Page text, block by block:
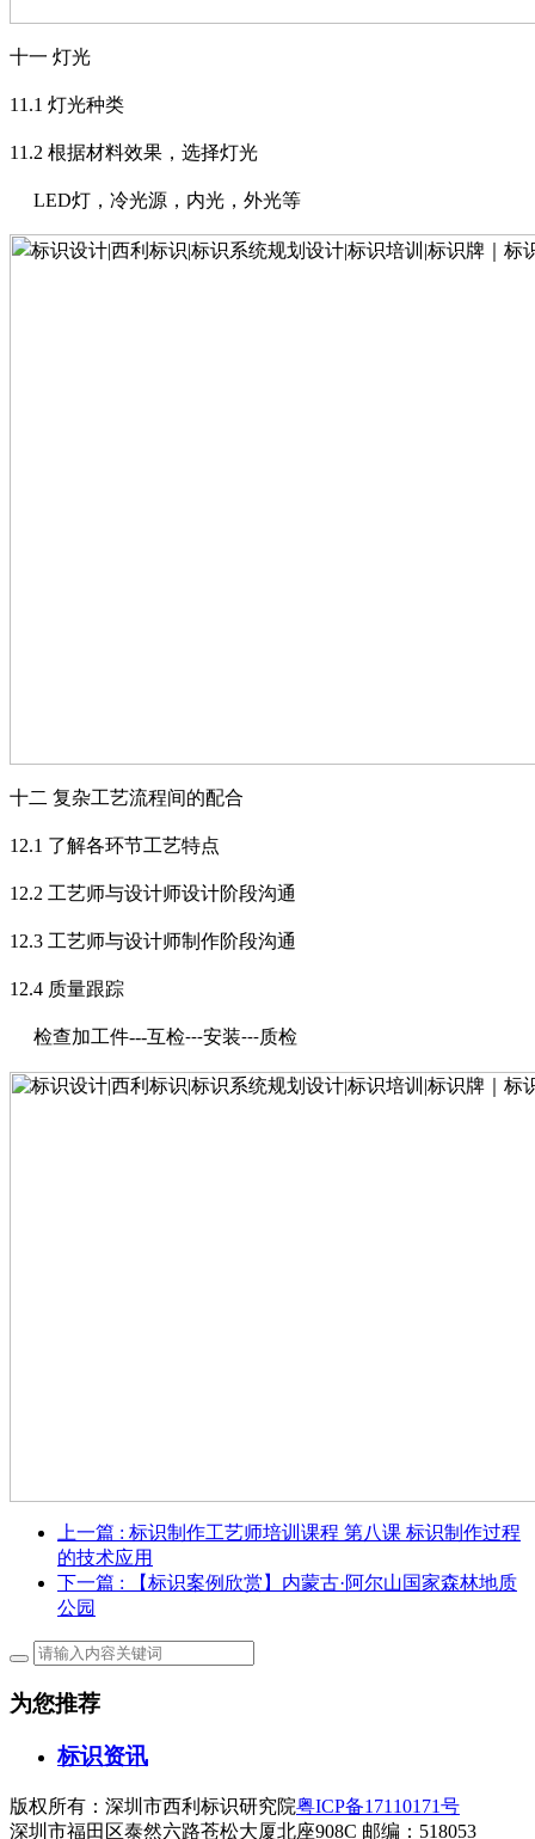
十一 灯光
11.1 灯光种类
11.2 根据材料效果，选择灯光
LED灯，冷光源，内光，外光等
十二 复杂工艺流程间的配合
12.1 了解各环节工艺特点
12.2 工艺师与设计师设计阶段沟通
12.3 工艺师与设计师制作阶段沟通
12.4 质量跟踪
检查加工件---互检---安装---质检
上一篇 : 标识制作工艺师培训课程 第八课 标识制作过程
的技术应用
下一篇 : 【标识案例欣赏】内蒙古·阿尔山国家森林地质
公园
为您推荐
标识资讯
版权所有：深圳市西利标识研究院粤ICP备17110171号
深圳市福田区泰然六路苍松大厦北座908C 邮编：518053